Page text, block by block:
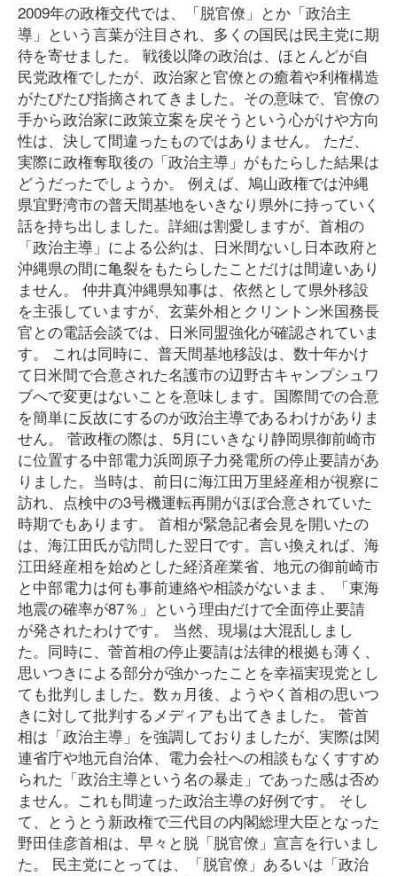
2009年の政権交代では、「脱官僚」とか「政治主
導」という言葉が注目され、多くの国民は民主党に期
待を寄せました。 戦後以降の政治は、ほとんどが自
民党政権でしたが、政治家と官僚との癒着や利権構造
がたびたび指摘されてきました。その意味で、官僚の
手から政治家に政策立案を戻そうという心がけや方向
性は、決して間違ったものではありません。 ただ、
実際に政権奪取後の「政治主導」がもたらした結果は
どうだったでしょうか。 例えば、鳩山政権では沖縄
県宜野湾市の普天間基地をいきなり県外に持っていく
話を持ち出しました。詳細は割愛しますが、首相の
「政治主導」による公約は、日米間ないし日本政府と
沖縄県の間に亀裂をもたらしたことだけは間違いあり
ません。 仲井真沖縄県知事は、依然として県外移設
を主張していますが、玄葉外相とクリントン米国務長
官との電話会談では、日米同盟強化が確認されていま
す。 これは同時に、普天間基地移設は、数十年かけ
て日米間で合意された名護市の辺野古キャンプシュワ
ブへで変更はないことを意味します。国際間での合意
を簡単に反故にするのが政治主導であるわけがありま
せん。 菅政権の際は、5月にいきなり静岡県御前崎市
に位置する中部電力浜岡原子力発電所の停止要請があ
りました。当時は、前日に海江田万里経産相が視察に
訪れ、点検中の3号機運転再開がほぼ合意されていた
時期でもあります。 首相が緊急記者会見を開いたの
は、海江田氏が訪問した翌日です。言い換えれば、海
江田経産相を始めとした経済産業省、地元の御前崎市
と中部電力は何も事前連絡や相談がないまま、「東海
地震の確率が87％」という理由だけで全面停止要請
が発されたわけです。 当然、現場は大混乱しまし
た。同時に、菅首相の停止要請は法律的根拠も薄く、
思いつきによる部分が強かったことを幸福実現党とし
ても批判しました。数ヵ月後、ようやく首相の思いつ
きに対して批判するメディアも出てきました。 菅首
相は「政治主導」を強調しておりましたが、実際は関
連省庁や地元自治体、電力会社への相談もなくすすめ
られた「政治主導という名の暴走」であった感は否め
ません。これも間違った政治主導の好例です。 そし
て、とうとう新政権で三代目の内閣総理大臣となった
野田佳彦首相は、早々と脱「脱官僚」宣言を行いまし
た。 民主党にとっては、「脱官僚」あるいは「政治